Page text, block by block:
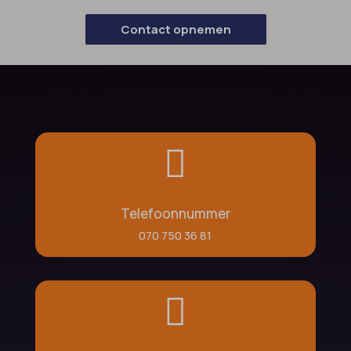
Contact opnemen

Telefoonnummer
070 750 36 81
